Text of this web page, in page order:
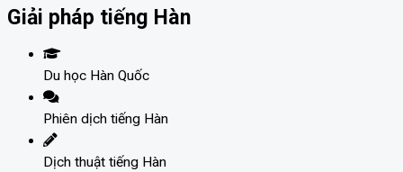
Giải pháp tiếng Hàn
Du học Hàn Quốc
Phiên dịch tiếng Hàn
Dịch thuật tiếng Hàn